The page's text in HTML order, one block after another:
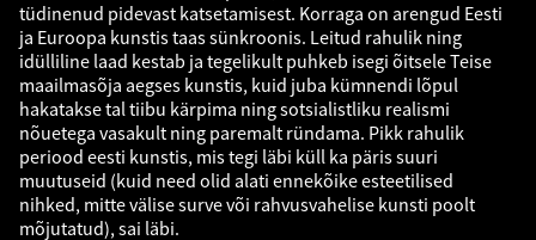
tüdinenud pidevast katsetamisest. Korraga on arengud Eesti
ja Euroopa kunstis taas sünkroonis. Leitud rahulik ning
idülliline laad kestab ja tegelikult puhkeb isegi õitsele Teise
maailmasõja aegses kunstis, kuid juba kümnendi lõpul
hakatakse tal tiibu kärpima ning sotsialistliku realismi
nõuetega vasakult ning paremalt ründama. Pikk rahulik
periood eesti kunstis, mis tegi läbi küll ka päris suuri
muutuseid (kuid need olid alati ennekõike esteetilised
nihked, mitte välise surve või rahvusvahelise kunsti poolt
mõjutatud), sai läbi.